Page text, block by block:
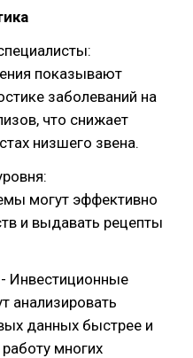
показывают
заболеваний на
что снижает
низшего звена.
могут эффективно
и выдавать рецепты
- Инвестиционные
анализировать
данных быстрее и
многих